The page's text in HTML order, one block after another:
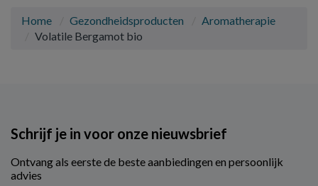
Home Gezondheidsproducten
Aromatherapie
Volatile Bergamot bio
Schrijf je in voor onze nieuwsbrief
Ontvang als eerste de beste aanbiedingen en persoonlijk
advies